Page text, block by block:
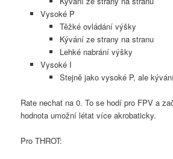
Vysoké P
Těžké ovládání výšky
Kývání ze strany na stranu
Lehké nabrání výšky
Vysoké I
Stejně jako vysoké P, ale
Rate nechat na 0. To se hodí pro FPV a
hodnota umožní létat více akrobaticky.
Pro THROT: